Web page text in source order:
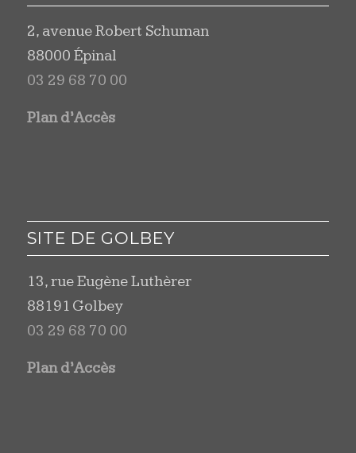
2, avenue Robert Schuman
88000 Épinal
03 29 68 70 00
Plan d’Accès
SITE DE GOLBEY
13, rue Eugène Luthèrer
88191 Golbey
03 29 68 70 00
Plan d’Accès